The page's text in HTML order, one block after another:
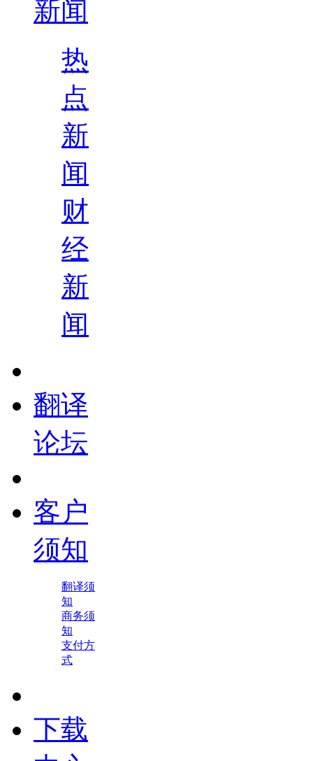
新闻
热
点
新
闻
财
经
新
闻
翻译
论坛
客户
须知
翻译须
知
商务须
知
支付方
式
下载